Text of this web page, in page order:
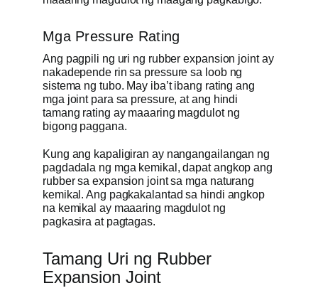
Mga Pressure Rating
Ang pagpili ng uri ng rubber expansion joint ay
nakadepende rin sa pressure sa loob ng
sistema ng tubo. May iba’t ibang rating ang
mga joint para sa pressure, at ang hindi
tamang rating ay maaaring magdulot ng
bigong paggana.
Kung ang kapaligiran ay nangangailangan ng
pagdadala ng mga kemikal, dapat angkop ang
rubber sa expansion joint sa mga naturang
kemikal. Ang pagkakalantad sa hindi angkop
na kemikal ay maaaring magdulot ng
pagkasira at pagtagas.
Tamang Uri ng Rubber
Expansion Joint